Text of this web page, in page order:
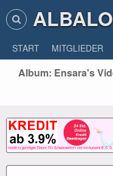
START MITGLIEDER
Album: Ensara's